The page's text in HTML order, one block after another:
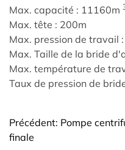
Max. capacité : 11160m
Max. tête : 200m
Max. pression de travail
Max. Taille de la bride
Max. température de
Taux de pression de
Précédent: Pompe
finale